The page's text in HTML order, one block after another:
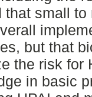
that small
but that
the risk for
in basic